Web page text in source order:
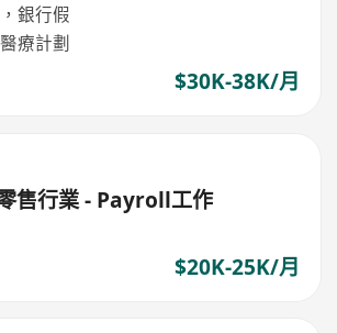
銀行假
療計劃
$30K-38K/月
售行業 - Payroll工作
$20K-25K/月